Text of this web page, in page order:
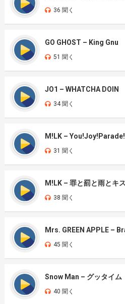
36 聞く
GO GHOST – King Gnu
51 聞く
JO1 – WHATCHA DOIN
34 聞く
M!LK – You!Joy!Parade!
31 聞く
M!LK – 罪と罰と雨とキス
38 聞く
Mrs. GREEN APPLE –
45 聞く
Snow Man – グッタイム
40 聞く